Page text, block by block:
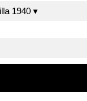
Montoto, S. Sevilla 1940 ▾